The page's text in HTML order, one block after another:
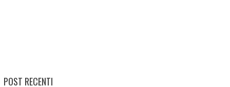
POST RECENTI